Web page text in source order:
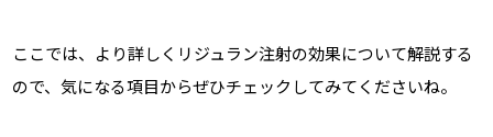
ここでは、より詳しくリジュラン注射の効果について解説する
ので、気になる項目からぜひチェックしてみてくださいね。